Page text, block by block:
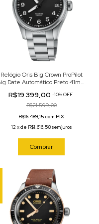
Relógio Oris Big Crown ProPilot
Date Automático Preto 41mm
R$19.399,00 -10%OFF
R$21.599,00
R$16.489,15 com PIX
12 xde R$1.616,58sem juros
Comprar